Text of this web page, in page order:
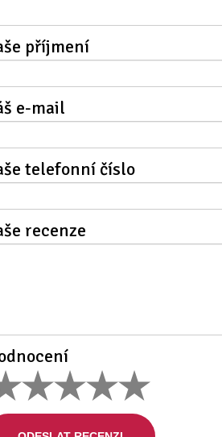
příjmení
e-mail
telefonní číslo
recenze